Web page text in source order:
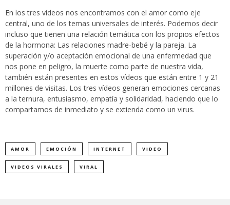
En los tres vídeos nos encontramos con el amor como eje
central, uno de los temas universales de interés. Podemos decir
incluso que tienen una relación temática con los propios efectos
de la hormona: Las relaciones madre-bebé y la pareja. La
superación y/o aceptación emocional de una enfermedad que
nos pone en peligro, la muerte como parte de nuestra vida,
también están presentes en estos vídeos que están entre 1 y 21
millones de visitas. Los tres vídeos generan emociones cercanas
a la ternura, entusiasmo, empatía y solidaridad, haciendo que lo
compartamos de inmediato y se extienda como un virus.
AMOR EMOCIÓN INTERNET VIDEO
VIDEOS VIRALES VIRAL